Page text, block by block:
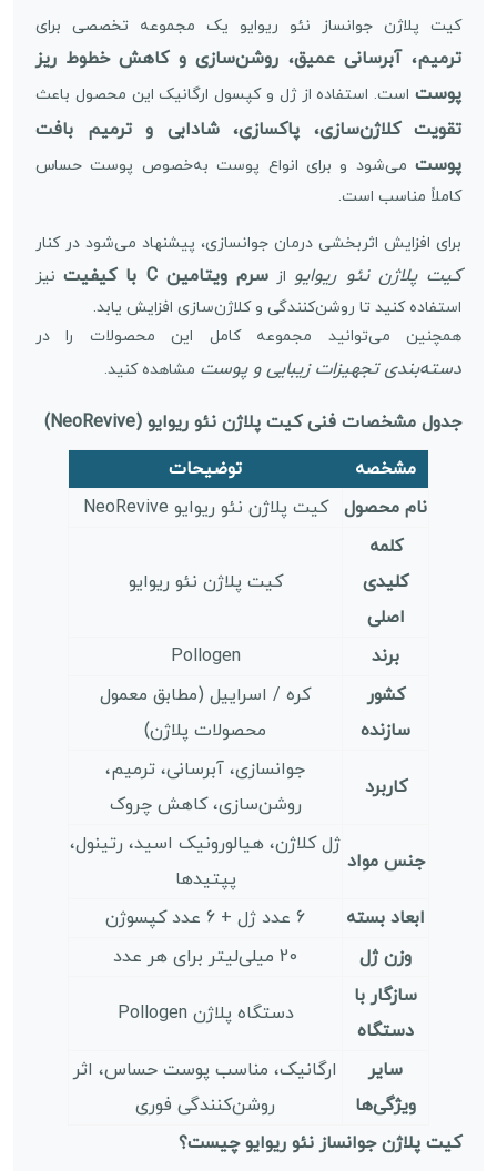
کیت پلاژن جوانساز نئو ریوایو یک مجموعه تخصصی برای
ترمیم، آبرسانی عمیق، روشن‌سازی و کاهش خطوط ریز
پوست است. استفاده از ژل و کپسول ارگانیک این محصول باعث
تقویت کلاژن‌سازی، پاکسازی، شادابی و ترمیم بافت
پوست می‌شود و برای انواع پوست به‌خصوص پوست حساس
کاملاً مناسب است.
برای افزایش اثربخشی درمان جوانسازی، پیشنهاد می‌شود در کنار
کیت پلاژن نئو ریوایو از سرم ویتامین C با کیفیت
نیز
استفاده کنید تا روشن‌کنندگی و کلاژن‌سازی افزایش یابد.
همچنین می‌توانید مجموعه کامل این محصولات را در
دسته‌بندی تجهیزات زیبایی و پوست مشاهده کنید.
جدول مشخصات فنی کیت پلاژن نئو ریوایو (NeoRevive)
مشخصه
توضیحات
نام محصول
کیت پلاژن نئو ریوایو NeoRevive
کلمه
کلیدی
اصلی
کیت پلاژن نئو ریوایو
برند
Pollogen
کشور
سازنده
کره / اسراییل (مطابق معمول
محصولات پلاژن)
کاربرد
جوانسازی، آبرسانی، ترمیم،
روشن‌سازی، کاهش چروک
جنس مواد
ژل کلاژن، هیالورونیک اسید، رتینول،
پپتیدها
ابعاد بسته
6 عدد ژل + 6 عدد کپسوژن
وزن ژل
20 میلی‌لیتر برای هر عدد
سازگار با
دستگاه
دستگاه پلاژن Pollogen
سایر
ویژگی‌ها
ارگانیک، مناسب پوست حساس، اثر
روشن‌کنندگی فوری
کیت پلاژن جوانساز نئو ریوایو چیست؟